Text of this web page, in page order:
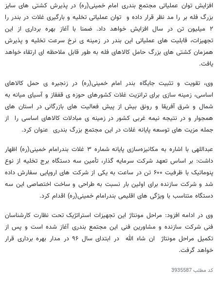
افزایش توان عملیاتی مجتمع بندری امام خمینی(ره) در پذیرش کشتی های سایز
بزرگ فله بر را مد نظر قرار داده و توان عملیاتی تخلیه و بارگیری غلات در بندر را
۲ میلیون تن در سال افزایش خواهد داد. ضمنا با آغاز بهره برداری از این
تجهیزات، قابلیت های عملیاتی این بندر در زمینه ی نرخ سرعت تخلیه و پذیرش
همزمان کشتی های بزرگ حامل کالاهای فله به طور قابل ملاحظه ای ارتقاء خواهد
یافت.
وی، تقویت و تثبیت جایگاه بندر امام خمینی(ره) در زنجیره ی حمل کالاهای
اساسی، زمینه سازی برای ترانزیت غلات کشورهای حوزه ی قفقاز و آسیای میانه به
شمال و شرق آفریقا و رونق بیش از پیش فعالیت های بازرگانی در استان های
همجوار و در نتیجه نیمه غربی کشور در زمینه ی مبادلات کالاهای اساسی را از
جمله مزیت های توسعه پایانه غلات در این مجتمع بزرگ بندری عنوان کرد.
عبداللهی با اشاره به مکانیزه‌سازی پایانه شماره ۳ غلات بندرامام خمینی(ره) اظهار
داشت: بر اساس تعهد شرکت سرمایه گذار، تأمین سه دستگاه برج تخلیه از نوع
پنوماتیک با ظرفیت ۶۰۰ تن در ساعت به یکی از شرکت های اروپایی سفارش داده
شد و شرکت سازنده برای اولین بار نسبت به طراحی و ساخت اختصاصی این سه
دستگاه متناسب با ویژگی های اقلیمی بندرامام خمینی(ره) اقدام کرد.
وی در ادامه افزود: مراحل مونتاژ این تجهیزات استراتژیک تحت نظارت کارشناسان
فنی شرکت سازنده و مشاورین فنی این مجتمع بندری آغاز شده است و پس از
تکمیل مراحل مونتاژ ان شاء الله در ابتدای سال ۹۶ در مدار بهره برداری قرار
خواهد گرفت.
کد مطلب3935587